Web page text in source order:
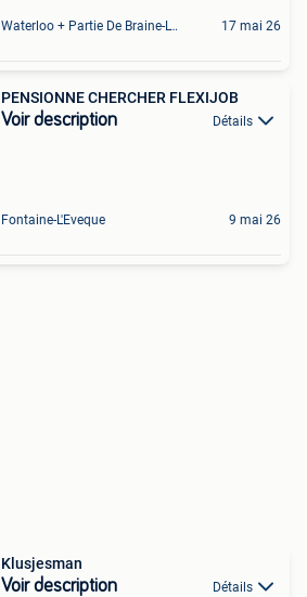
Waterloo + Partie De Braine-L'Alleud, De Ohain 17 mai 26
PENSIONNE CHERCHER FLEXIJOB
Voir description Détails
Fontaine-L'Eveque 9 mai 26
Klusjesman
Voir description Détails